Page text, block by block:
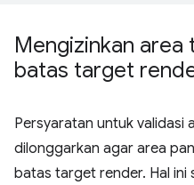
Mengizinkan area
batas target
Persyaratan untuk validasi
dilonggarkan agar area
batas target render. Hal